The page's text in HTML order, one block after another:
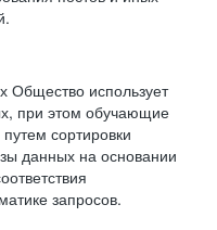
Общество использует
при этом обучающие
сортировки
данных на основании
запросов.